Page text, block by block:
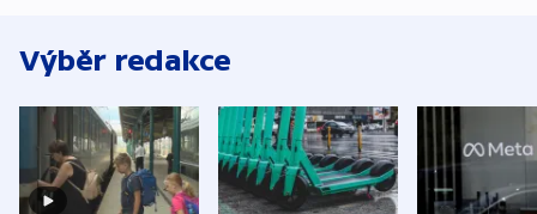
Výběr redakce